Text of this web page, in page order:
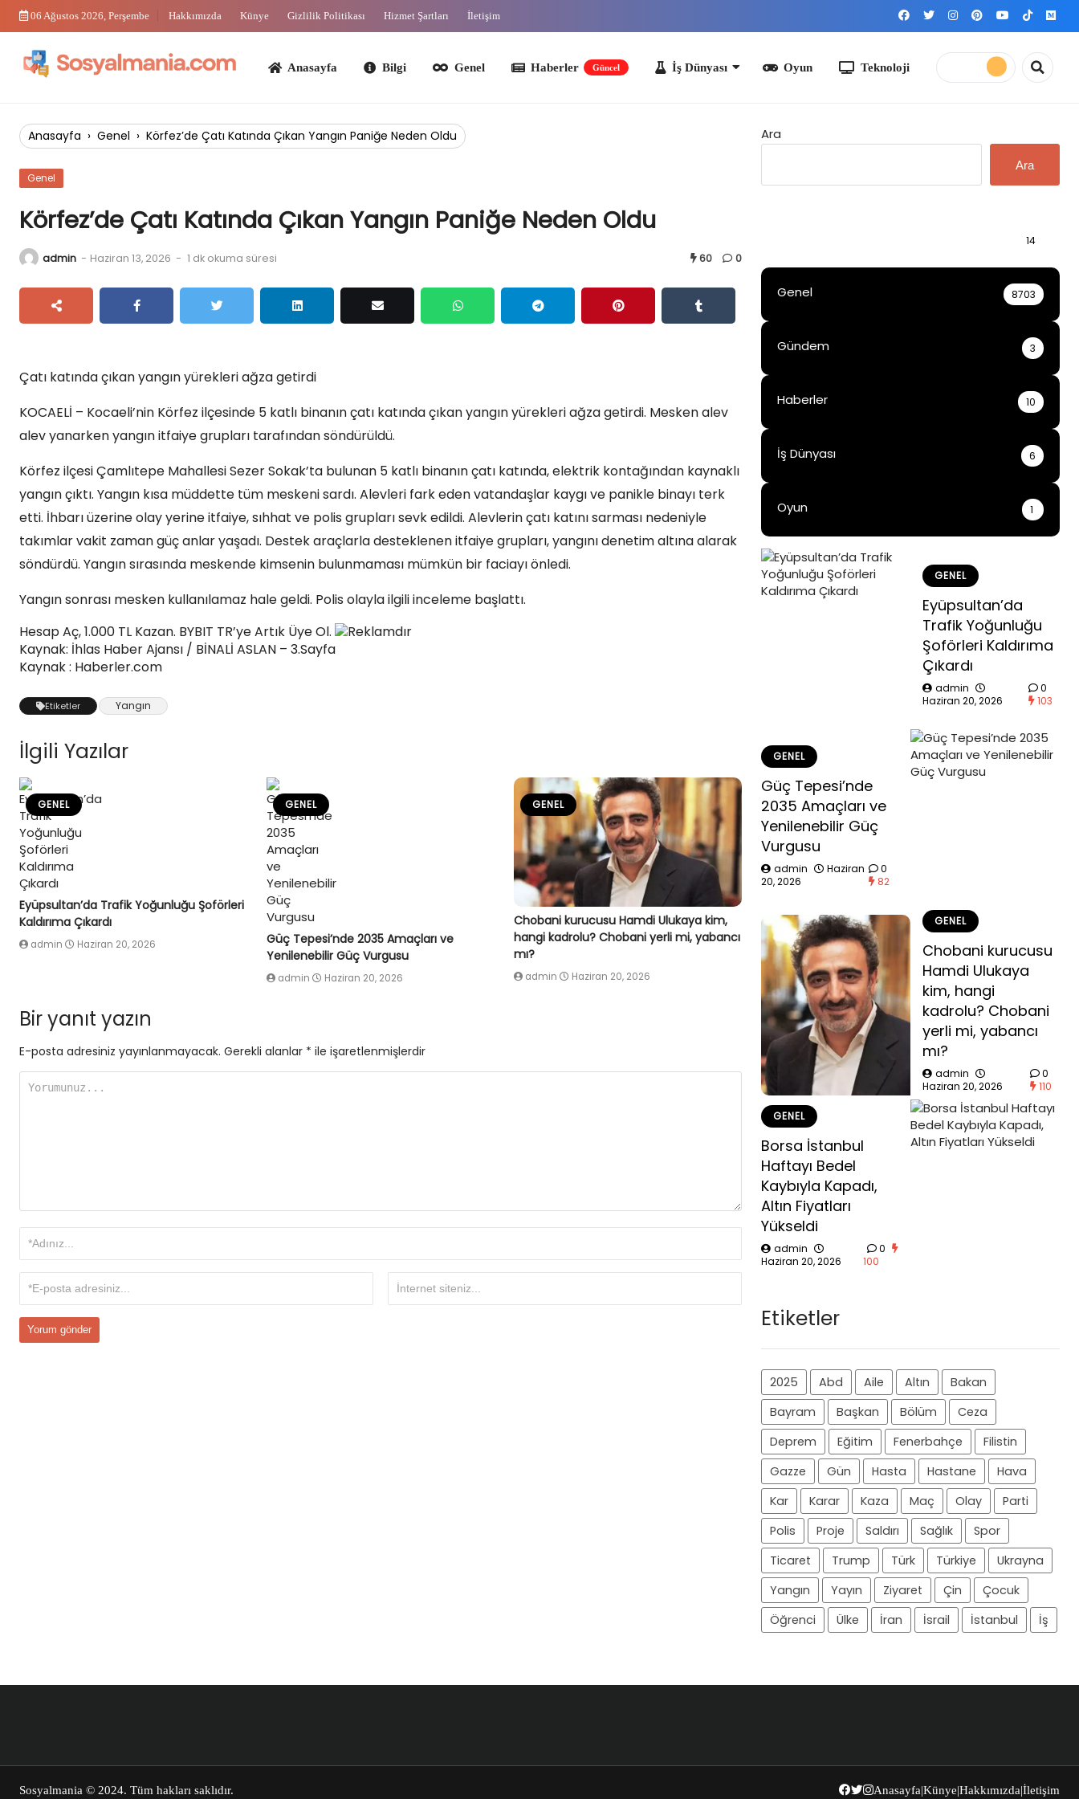
Skip
06 Ağustos 2026, Perşembe Hakkımızda Künye Gizlilik Politikası Hizmet Şartları İletişim
Anasayfa Bilgi Genel Haberler İş Dünyası Teknoloji
Anasayfa › Genel › Körfez’de Çatı Katında Çıkan Yangın Paniğe Neden Oldu
Genel
Körfez’de Çatı Katında Çıkan Yangın Paniğe Neden Oldu
admin - Haziran 13, 2026 - 1 dk okuma süresi 60 0
Çatı katında çıkan yangın yürekleri ağza getirdi
KOCAELİ – Kocaeli’nin Körfez ilçesinde 5 katlı binanın çatı katında çıkan yangın yürekleri ağza getirdi. Mesken alev
alev yanarken yangın itfaiye grupları tarafından söndürüldü.
Körfez ilçesi Çamlıtepe Mahallesi Sezer Sokak’ta bulunan 5 katlı binanın çatı katında, elektrik kontağından kaynaklı
yangın çıktı. Yangın kısa müddette tüm meskeni sardı. Alevleri fark eden vatandaşlar kaygı ve panikle binayı terk
etti. İhbarı üzerine olay yerine itfaiye, sıhhat ve polis grupları sevk edildi. Alevlerin çatı katını sarması nedeniyle
takımlar vakit zaman güç anlar yaşadı. Destek araçlarla desteklenen itfaiye grupları, yangını denetim altına alarak
söndürdü. Yangın sırasında meskende kimsenin bulunmaması mümkün bir faciayı önledi.
Yangın sonrası mesken kullanılamaz hale geldi. Polis olayla ilgili inceleme başlattı.
Hesap Aç, 1.000 TL Kazan. BYBIT TR’ye Artık Üye Ol.
Reklamdır
Kaynak: İhlas Haber Ajansı / BİNALİ ASLAN – 3.Sayfa
Kaynak : Haberler.com
Etiketler Yangın
İlgili Yazılar
GENEL
Eyüpsultan’da Trafik Yoğunluğu Şoförleri
Kaldırıma Çıkardı
admin Haziran 20, 2026
GENEL
Güç Tepesi’nde 2035 Amaçları ve
Yenilenebilir Güç Vurgusu
admin Haziran 20, 2026
GENEL
Chobani kurucusu Hamdi Ulukaya kim,
hangi kadrolu? Chobani yerli mi, yabancı
mı?
admin Haziran 20, 2026
Bir yanıt yazın
E-posta adresiniz yayınlanmayacak. Gerekli alanlar * ile işaretlenmişlerdir
Ara
Ara
14
Genel 8703
Gündem 3
Haberler 10
İş Dünyası 6
Oyun 1
GENEL
Eyüpsultan’da
Trafik Yoğunluğu
Şoförleri Kaldırıma
Çıkardı
admin
Haziran 20, 2026
0
103
GENEL
Güç Tepesi’nde
2035 Amaçları ve
Yenilenebilir Güç
Vurgusu
admin
Haziran
20, 2026
0
82
GENEL
Chobani kurucusu
Hamdi Ulukaya
kim, hangi
kadrolu? Chobani
yerli mi, yabancı
mı?
admin
Haziran 20, 2026
0
110
GENEL
Borsa İstanbul
Haftayı Bedel
Kaybıyla Kapadı,
Altın Fiyatları
Yükseldi
admin
Haziran 20, 2026
0
100
Etiketler
2025 Abd Aile Altın
Bakan
Bayram
Başkan Bölüm
Ceza
Deprem
Eğitim Fenerbahçe
Filistin
Gazze
Gün Hasta Hastane
Hava
Kar
Karar Kaza Maç Olay
Parti
Polis
Proje Saldırı Sağlık
Spor
Ticaret
Trump Türk Türkiye
Ukrayna
Yangın
Yayın Ziyaret Çin
Çocuk
Öğrenci
Ülke İran İsrail İstanbul İş
Sosyalmania © 2024. Tüm hakları saklıdır. Anasayfa|Künye|Hakkımızda|İletişim